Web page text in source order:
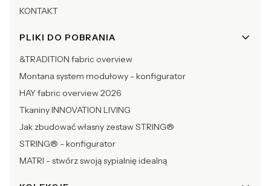
KONTAKT
PLIKI DO POBRANIA
&TRADITION fabric overview
Montana system modułowy - konfigurator
HAY fabric overview 2026
Tkaniny INNOVATION LIVING
Jak zbudować własny zestaw STRING®
STRING® - konfigurator
MATRI - stwórz swoją sypialnię idealną